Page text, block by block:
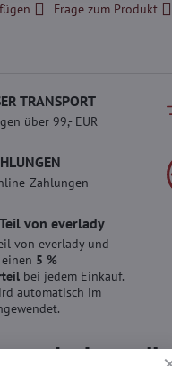
Frage zum Produkt
TRANSPORT
über 99,- EUR
Zahlungen
von everlady
von everlady und
5 %
bei jedem Einkauf.
automatisch im
mehr